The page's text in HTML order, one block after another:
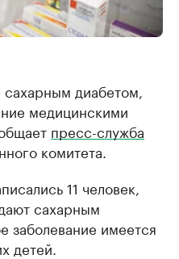
диабетом,
медицинскими
пресс-служба
комитета.
11 человек,
сахарным
заболевание имеется
детей.